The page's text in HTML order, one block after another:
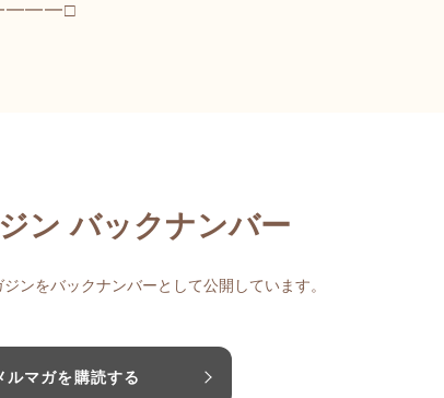
ン バックナンバー
ンをバックナンバーとして公開しています。
ルマガを購読する